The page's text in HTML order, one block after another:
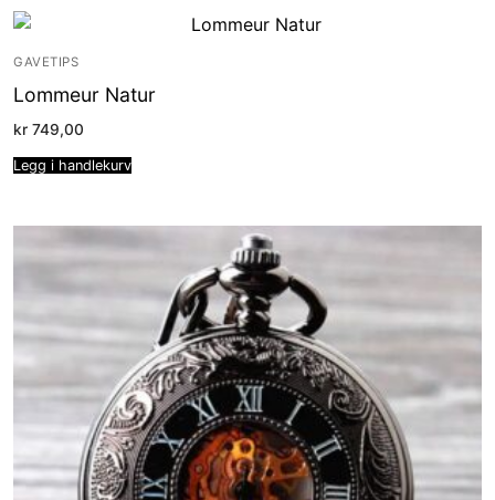
GAVETIPS
Lommeur Natur
kr 749,00
Legg i handlekurv